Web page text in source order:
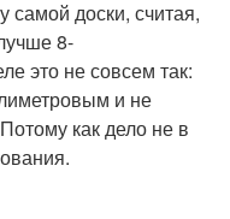
самой доски, считая,
8-
это не совсем так:
и не
как дело не в